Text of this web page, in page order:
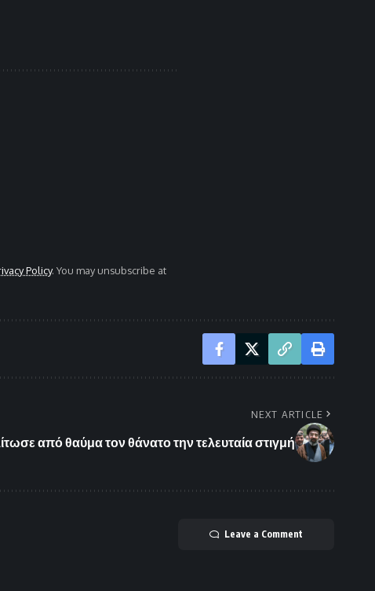
Policy. You may unsubscribe at
NEXT ARTICLE
από θαύμα τον θάνατο την τελευταία στιγμή
Leave a Comment